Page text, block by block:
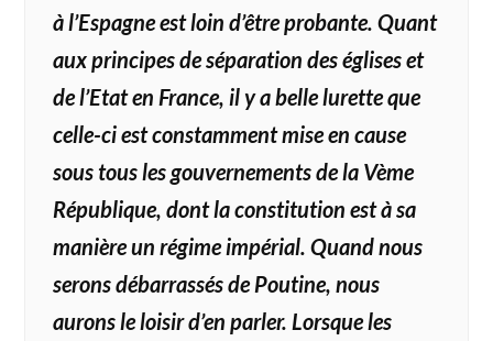
à l’Espagne est loin d’être probante.Quant
aux principes de séparation des églises et
de l’Etat en France, il y a belle lurette que
celle-ci est constamment mise en cause
sous tous les gouvernements de la Vème
République, dont la constitution est à sa
manière un régime impérial.Quand nous
serons débarrassés de Poutine, nous
aurons le loisir d’en parler. Lorsque les